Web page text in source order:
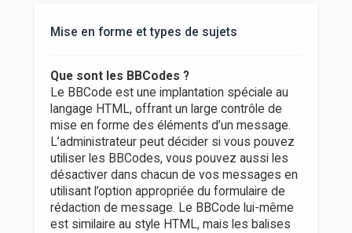
Mise en forme et types de sujets
Que sont les BBCodes ?
Le BBCode est une implantation spéciale au
langage HTML, offrant un large contrôle de
mise en forme des éléments d’un message.
L’administrateur peut décider si vous pouvez
utiliser les BBCodes, vous pouvez aussi les
désactiver dans chacun de vos messages en
utilisant l’option appropriée du formulaire de
rédaction de message. Le BBCode lui-même
est similaire au style HTML, mais les balises